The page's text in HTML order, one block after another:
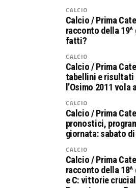
CALCIO
Calcio / Prima
racconto della
fatti?
CALCIO
Calcio / Prima
tabellini e risultati
l’Osimo 2011 vola
CALCIO
Calcio / Prima
pronostici,
giornata: sabato
CALCIO
Calcio / Prima
racconto della
e C: vittorie